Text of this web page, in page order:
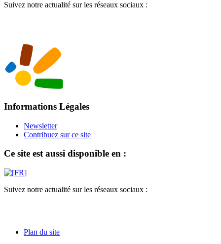
Suivez notre actualité sur les réseaux sociaux :
Informations Légales
Newsletter
Contribuez sur ce site
Ce site est aussi disponible en :
Suivez notre actualité sur les réseaux sociaux :
Plan du site